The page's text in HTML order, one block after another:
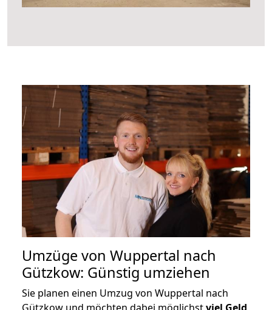
Umzüge von Wuppertal nach
Gützkow: Günstig umziehen
Sie planen einen Umzug von Wuppertal nach